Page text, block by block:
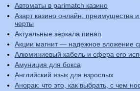
Автоматы в parimatch казино
Азарт казино онлайн: преимущества
черты
Актуальные зеркала пинап
Акции магнит — надежное вложение
Алюминиевый кабель и сфера его
Амуниция для бокса
Английский язык для взрослых
Анорак: что это, как выбрать, с чем